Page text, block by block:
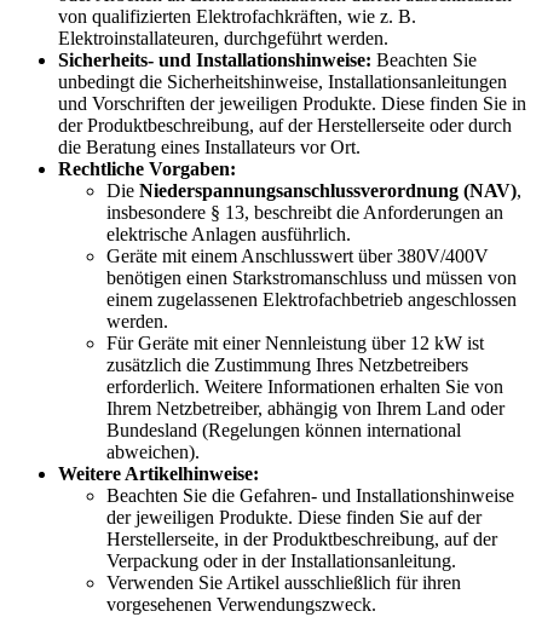
von qualifizierten Elektrofachkräften, wie z. B.
Elektroinstallateuren, durchgeführt werden.
Sicherheits- und Installationshinweise: Beachten Sie
unbedingt die Sicherheitshinweise, Installationsanleitungen
und Vorschriften der jeweiligen Produkte. Diese finden Sie in
der Produktbeschreibung, auf der Herstellerseite oder durch
die Beratung eines Installateurs vor Ort.
Rechtliche Vorgaben:
Die Niederspannungsanschlussverordnung (NAV),
insbesondere § 13, beschreibt die Anforderungen an
elektrische Anlagen ausführlich.
Geräte mit einem Anschlusswert über 380V/400V
benötigen einen Starkstromanschluss und müssen von
einem zugelassenen Elektrofachbetrieb angeschlossen
werden.
Für Geräte mit einer Nennleistung über 12 kW ist
zusätzlich die Zustimmung Ihres Netzbetreibers
erforderlich. Weitere Informationen erhalten Sie von
Ihrem Netzbetreiber, abhängig von Ihrem Land oder
Bundesland (Regelungen können international
abweichen).
Weitere Artikelhinweise:
Beachten Sie die Gefahren- und Installationshinweise
der jeweiligen Produkte. Diese finden Sie auf der
Herstellerseite, in der Produktbeschreibung, auf der
Verpackung oder in der Installationsanleitung.
Verwenden Sie Artikel ausschließlich für ihren
vorgesehenen Verwendungszweck.